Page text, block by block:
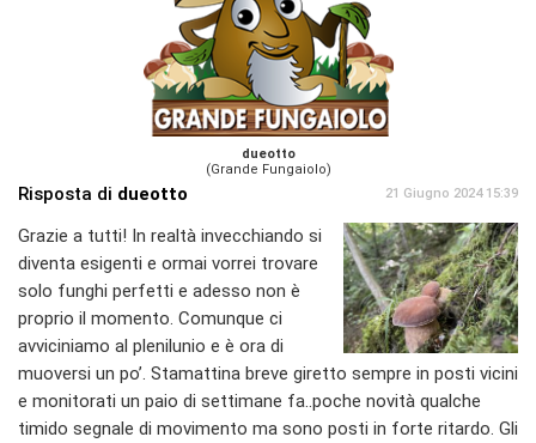
dueotto
(Grande Fungaiolo)
Risposta di dueotto 21 Giugno 2024 15:39
Grazie a tutti! In realtà invecchiando si
diventa esigenti e ormai vorrei trovare
solo funghi perfetti e adesso non è
proprio il momento. Comunque ci
avviciniamo al plenilunio e è ora di
muoversi un po’. Stamattina breve giretto sempre in posti vicini
e monitorati un paio di settimane fa..poche novità qualche
timido segnale di movimento ma sono posti in forte ritardo. Gli